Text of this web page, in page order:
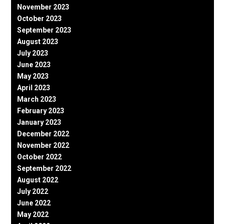
November 2023
October 2023
September 2023
August 2023
July 2023
June 2023
May 2023
April 2023
March 2023
February 2023
January 2023
December 2022
November 2022
October 2022
September 2022
August 2022
July 2022
June 2022
May 2022